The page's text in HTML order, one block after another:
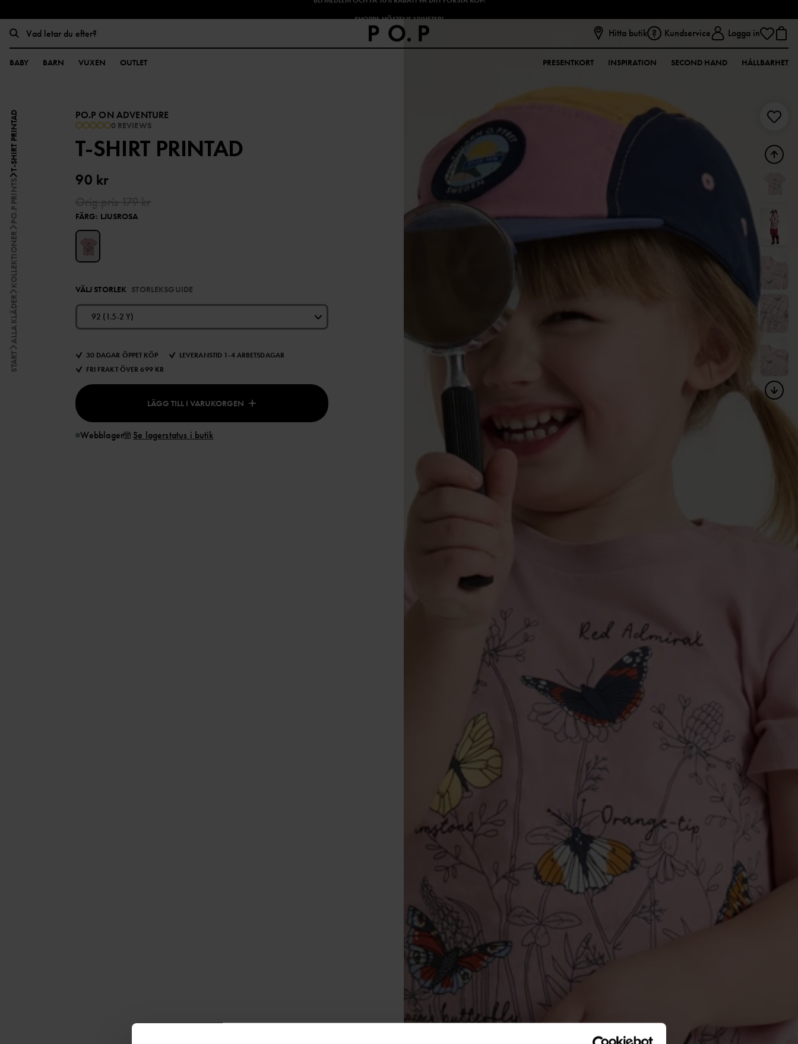
Hitta butik Kundservice Logga in
BABY BARN VUXEN OUTLET PRESENTKORT INSPIRATION SECOND HAND HÅLLBARHET
START
ALLA KLÄDER
KOLLEKTIONER
PO.P PRINTS
T-SHIRT PRINTAD PO.P ON ADVENTURE
0 REVIEWS
T-SHIRT PRINTAD
90 kr
FÄRG: LJUSROSA
VÄLJ STORLEK STORLEKSGUIDE
92 (1.5-2 Y)
30 DAGAR ÖPPET KÖP
LEVERANSTID 1-4 ARBETSDAGAR
FRI FRAKT ÖVER 699 KR
LÄGG TILL I VARUKORGEN
Webblager Se lagerstatus i butik